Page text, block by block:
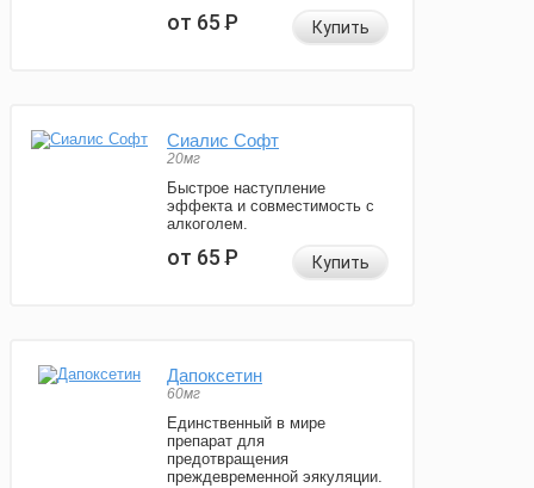
от 65Р Купить
Сиалис Софт
20мг
Быстрое наступление
эффекта и совместимость с
алкоголем.
от 65Р Купить
Дапоксетин
60мг
Единственный в мире
препарат для
предотвращения
преждевременной эякуляции.